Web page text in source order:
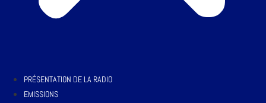
PRÉSENTATION DE LA RADIO
EMISSIONS